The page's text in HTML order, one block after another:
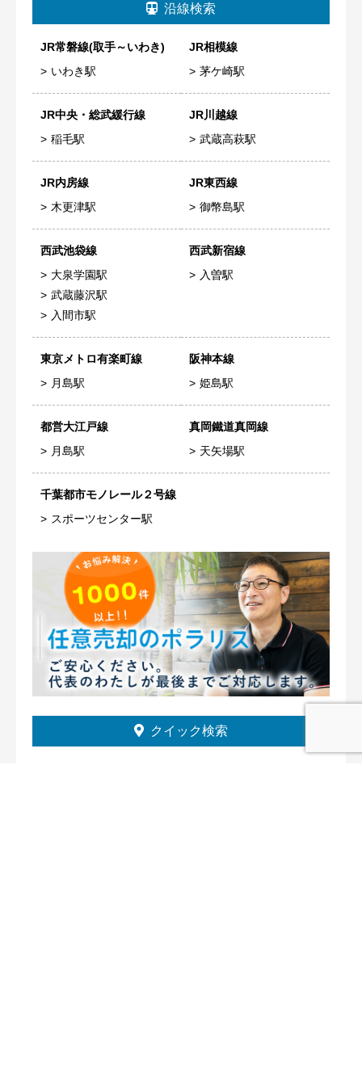
沿線検索
JR常磐線(取手～いわき)
いわき駅
JR相模線
茅ケ崎駅
JR中央・総武緩行線
稲毛駅
JR川越線
武蔵高萩駅
JR内房線
木更津駅
JR東西線
御幣島駅
西武池袋線
大泉学園駅
武蔵藤沢駅
入間市駅
西武新宿線
入曽駅
東京メトロ有楽町線
月島駅
阪神本線
姫島駅
都営大江戸線
月島駅
真岡鐵道真岡線
天矢場駅
千葉都市モノレール２号線
スポーツセンター駅
クイック検索